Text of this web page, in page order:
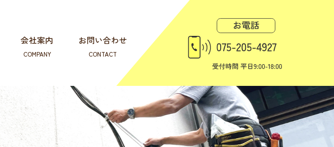
会社案内
COMPANY
お問い合わせ
CONTACT